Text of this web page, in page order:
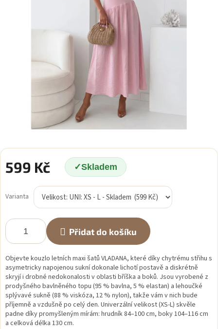
599 Kč Skladem
cena:
Varianta
Přidat do košíku
Objevte kouzlo letních maxi šatů VLADANA, které díky chytrému střihu s
asymetricky napojenou sukní dokonale lichotí postavě a diskrétně
skryjí i drobné nedokonalosti v oblasti bříška a boků. Jsou vyrobené z
prodyšného bavlněného topu (95 % bavlna, 5 % elastan) a lehoučké
splývavé sukně (88 % viskóza, 12 % nylon), takže vám v nich bude
příjemně a vzdušně po celý den. Univerzální velikost (XS-L) skvěle
padne díky promyšleným mírám: hrudník 84–100 cm, boky 104–116 cm
a celková délka 130 cm.